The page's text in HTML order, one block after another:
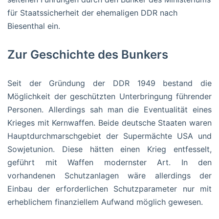
für Staatssicherheit der ehemaligen DDR nach
Biesenthal ein.
Zur Geschichte des Bunkers
Seit der Gründung der DDR 1949 bestand die
Möglichkeit der geschützten Unterbringung führender
Personen. Allerdings sah man die Eventualität eines
Krieges mit Kernwaffen. Beide deutsche Staaten waren
Hauptdurchmarschgebiet der Supermächte USA und
Sowjetunion. Diese hätten einen Krieg entfesselt,
geführt mit Waffen modernster Art. In den
vorhandenen Schutzanlagen wäre allerdings der
Einbau der erforderlichen Schutzparameter nur mit
erheblichem finanziellem Aufwand möglich gewesen.